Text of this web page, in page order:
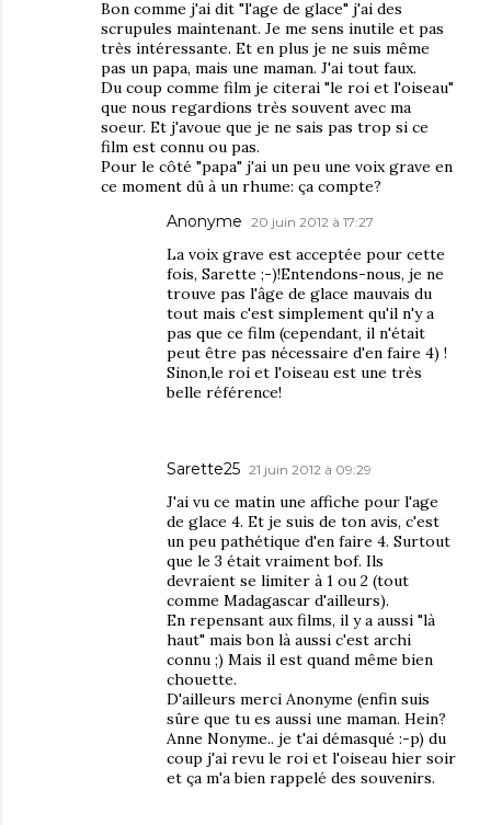
Bon comme j'ai dit "l'age de glace" j'ai des
scrupules maintenant. Je me sens inutile et pas
très intéressante. Et en plus je ne suis même
pas un papa, mais une maman. J'ai tout faux.
Du coup comme film je citerai "le roi et l'oiseau"
que nous regardions très souvent avec ma
soeur. Et j'avoue que je ne sais pas trop si ce
film est connu ou pas.
Pour le côté "papa" j'ai un peu une voix grave en
ce moment dû à un rhume: ça compte?
Anonyme 20 juin 2012 à 17:27
La voix grave est acceptée pour cette
fois, Sarette ;-)!Entendons-nous, je ne
trouve pas l'âge de glace mauvais du
tout mais c'est simplement qu'il n'y a
pas que ce film (cependant, il n'était
peut être pas nécessaire d'en faire 4) !
Sinon,le roi et l'oiseau est une très
belle référence!
Sarette25 21 juin 2012 à 09:29
J'ai vu ce matin une affiche pour l'age
de glace 4. Et je suis de ton avis, c'est
un peu pathétique d'en faire 4. Surtout
que le 3 était vraiment bof. Ils
devraient se limiter à 1 ou 2 (tout
comme Madagascar d'ailleurs).
En repensant aux films, il y a aussi "là
haut" mais bon là aussi c'est archi
connu ;) Mais il est quand même bien
chouette.
D'ailleurs merci Anonyme (enfin suis
sûre que tu es aussi une maman. Hein?
Anne Nonyme.. je t'ai démasqué :-p) du
coup j'ai revu le roi et l'oiseau hier soir
et ça m'a bien rappelé des souvenirs.